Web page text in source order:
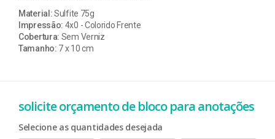
Material:Sulfite 75g
Impressão: 4x0 - Colorido Frente
Cobertura: Sem Verniz
Tamanho: 7 x 10 cm
solicite orçamento de bloco para anotações
Selecione as quantidades desejada